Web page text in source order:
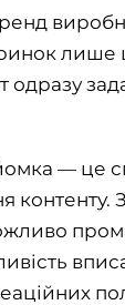
лише
— це
контенту.